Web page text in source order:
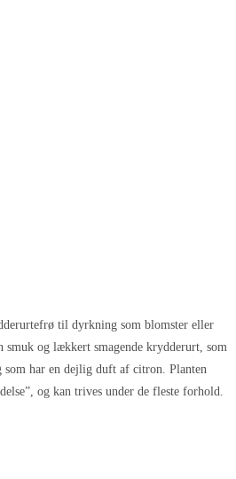
til dyrkning som blomster eller
smuk og lækkert smagende krydderurt, som
som har en dejlig duft af citron. Planten
og kan trives under de fleste forhold.